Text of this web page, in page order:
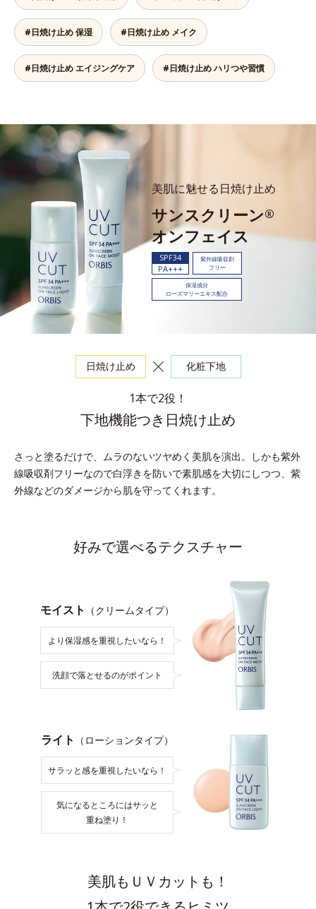
#日焼け止め 保湿 #日焼け止め メイク
#日焼け止め エイジングケア #日焼け止め ハリつや習慣
美肌に魅せる日焼け止め
サンスクリーン®
オンフェイス
SPF34
PA+++
紫外線吸収剤
フリー
保湿成分
ローズマリーエキス配合
日焼け止め 化粧下地
1本で2役！
下地機能つき日焼け止め
さっと塗るだけで、ムラのないツヤめく美肌を演出。
しかも紫外
線吸収剤フリーなので白浮きを防いで素肌感を大切にしつつ、紫
外線などのダメージから肌を守ってくれます。
好みで選べるテクスチャー
モイスト （クリームタイプ）
より保湿感を重視したいなら！
洗顔で落とせるのがポイント
ライト （ローションタイプ）
サラッと感を重視したいなら！
気になるところにはサッと
重ね塗り！
美肌もＵＶカットも！